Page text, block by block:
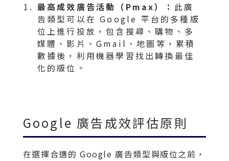
最高成效廣告活動（Pmax）： 此廣
告類型可以在 Google 平台的多種版
位上進行投放，包含搜尋、購物、多
媒體、影片、Gmail、地圖等，累積
數據後，利用機器學習找出轉換最佳
化的版位。
Google 廣告成效評估原則
在選擇合適的 Google 廣告類型與版位之前，